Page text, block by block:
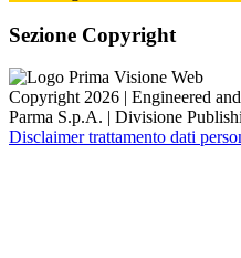
Sezione Copyright
Copyright 2026 | Engineered
Parma S.p.A. | Divisione
Disclaimer trattamento dati